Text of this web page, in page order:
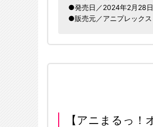
●発売日／2024年2月28
●販売元／アニプレックス
【アニまるっ